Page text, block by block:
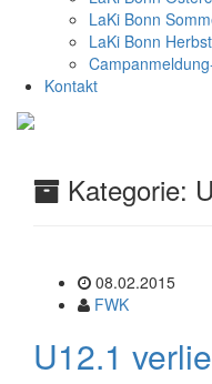
LaKi Bonn
LaKi Bonn
Kontakt
Kategorie:
08.02.2015
FWK
U12.1